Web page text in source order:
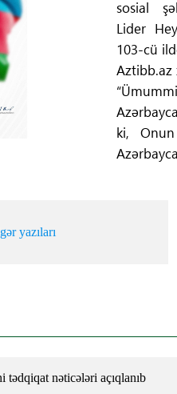
sosial
Lider
103-cü
Aztibb.az
ki,
yazıları
tədqiqat nəticələri açıqlanıb